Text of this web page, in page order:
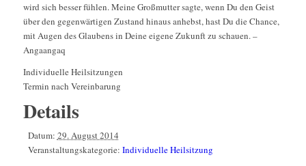
wird sich besser fühlen. Meine Großmutter sagte, wenn Du den Geist
über den gegenwärtigen Zustand hinaus anhebst, hast Du die Chance,
mit Augen des Glaubens in Deine eigene Zukunft zu schauen. –
Angaangaq
Individuelle Heilsitzungen
Termin nach Vereinbarung
Details
Datum: 29. August 2014
Veranstaltungskategorie: Individuelle Heilsitzung